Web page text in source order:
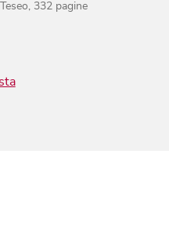
, 332 pagine